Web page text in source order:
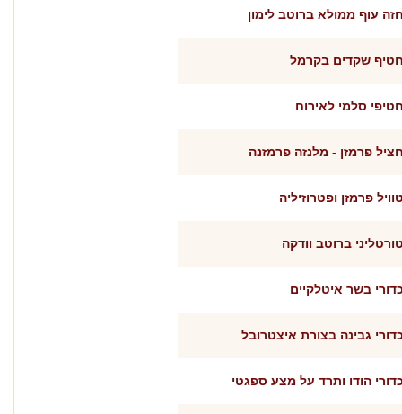
עוף ממולא ברוטב לימון
שקדים בקרמל
סלמי לאירוח
פרמזן - מלנזה פרמזנה
פרמזן ופטרוזיליה
ברוטב וודקה
בשר איטלקיים
גבינה בצורת איצטרובל
הודו ותרד על מצע ספגטי